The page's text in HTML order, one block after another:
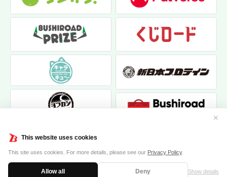
This website uses cookies
This site uses cookies. For more details, please see our Privacy Policy.
Allow all Deny Show details
✕